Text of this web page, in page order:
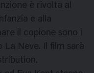
è rivolta al
e alla
il copione sono i
La Neve. Il film sarà